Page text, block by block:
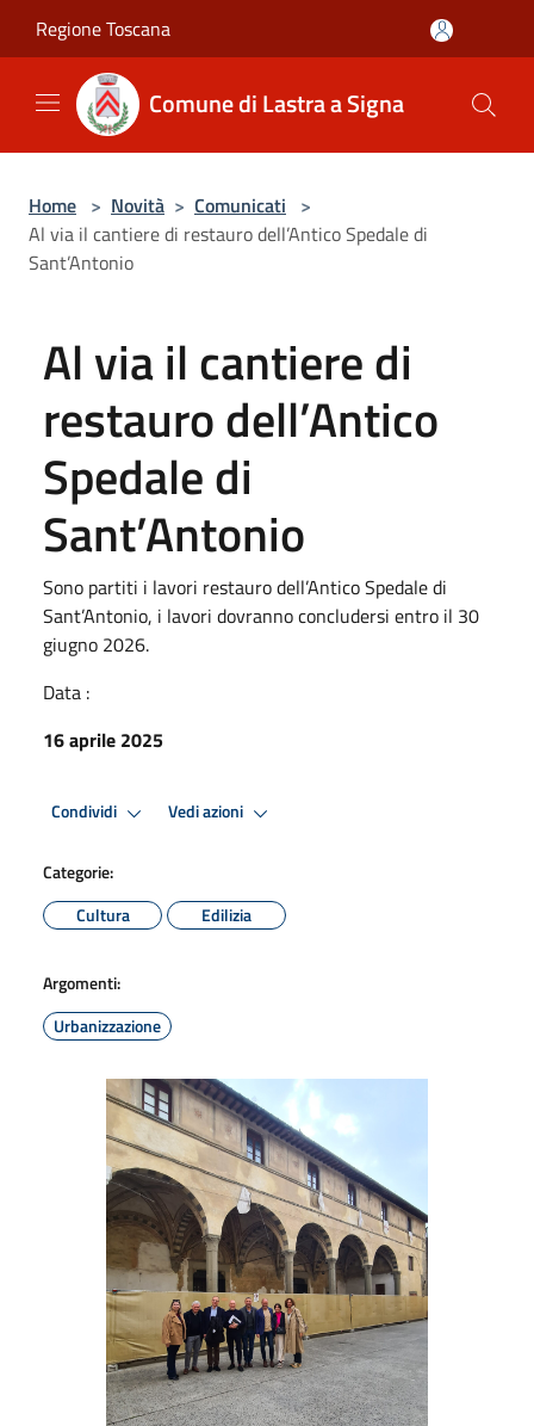
Regione Toscana
Comune di Lastra a Signa
Home > Novità > Comunicati >
Al via il cantiere di restauro dell’Antico Spedale di
Sant’Antonio
Al via il cantiere di
restauro dell’Antico
Spedale di
Sant’Antonio
Sono partiti i lavori restauro dell’Antico Spedale di
Sant’Antonio, i lavori dovranno concludersi entro il 30
giugno 2026.
Data :
16 aprile 2025
Condividi Vedi azioni
Categorie:
Cultura
Edilizia
Argomenti:
Urbanizzazione